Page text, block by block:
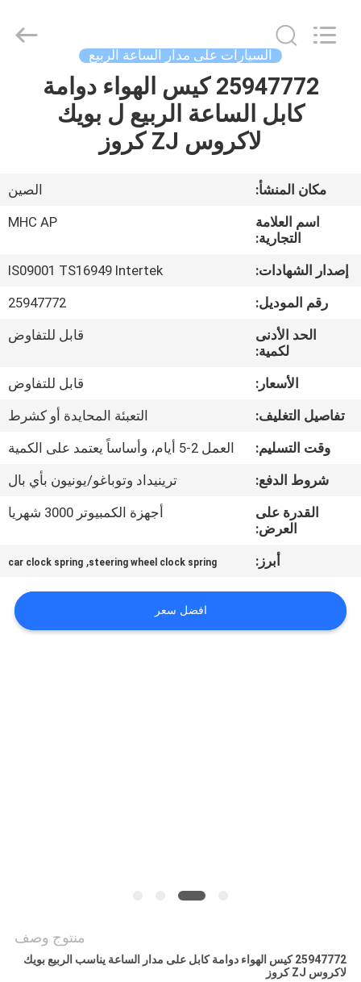
الصفحة
الرئيسية
معلومات
جولة
مراقبة
الجودة
اتصل
اقتباس
خريطة
Limited.
السيارات على مدار الساعة الربيع
25947772 كيس الهواء دوامة
كابل الساعة الربيع ل بويك
لاكروس ZJ كروز
مكان المنشأ:
الصين
اسم العلامة
التجارية:
MHC AP
إصدار الشهادات:
IS09001 TS16949 Intertek
رقم الموديل:
25947772
الحد الأدنى
لكمية:
قابل للتفاوض
الأسعار:
قابل للتفاوض
تفاصيل التغليف:
التعبئة المحايدة أو كشرط
وقت التسليم:
العمل 2-5 أيام، وأساساً يعتمد على الكمية
شروط الدفع:
ترينيداد وتوباغو/يونيون بأي بال
القدرة على
العرض:
أجهزة الكمبيوتر 3000 شهريا
أبرز: steering wheel clock spring
,
car clock spring
افضل سعر
منتوج وصف
25947772 كيس الهواء دوامة كابل على مدار الساعة يناسب الربيع بويك
لاكروس ZJ كروز